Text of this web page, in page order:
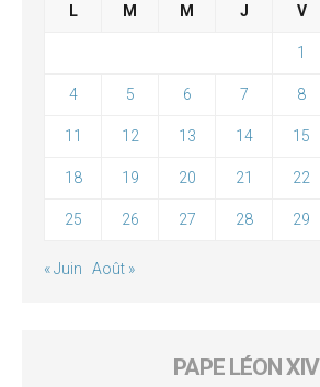
L M M J V
1
4 5 6 7 8
11 12 13 14 15
18 19 20 21 22
25 26 27 28 29
« Juin Août »
PAPE LÉON XIV